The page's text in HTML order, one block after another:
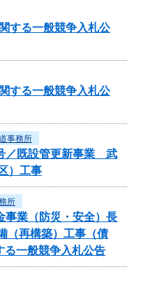
する一般競争入札公
する一般競争入札公
事務所
／既設管更新事業 武
）工事
所
業（防災・安全）長
（再構築）工事（債
る一般競争入札公告